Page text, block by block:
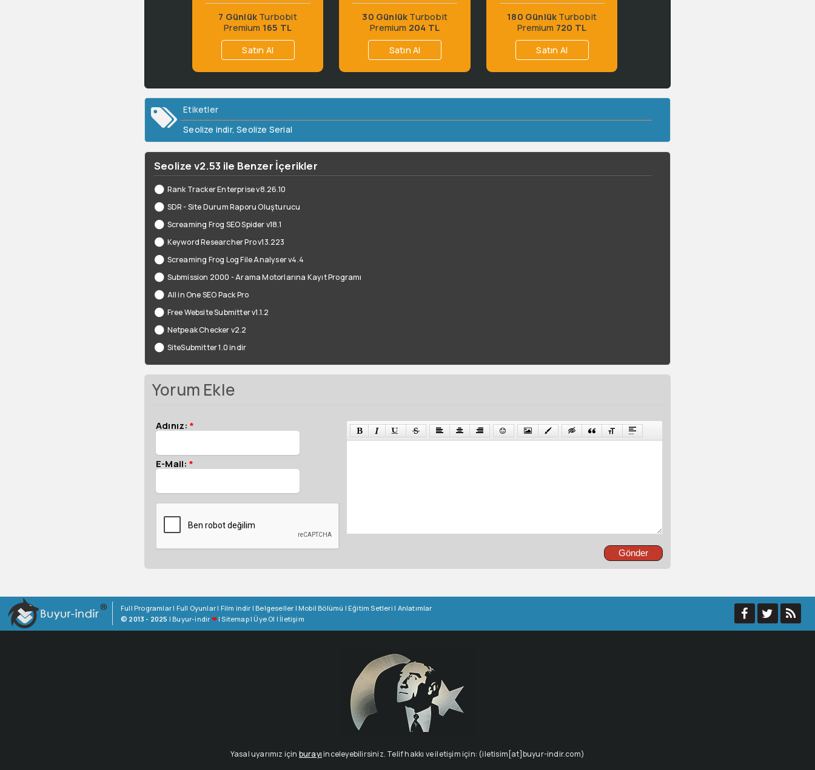
7 Günlük Turbobit
Premium 165 TL
Satın Al
30 Günlük Turbobit
Premium 204 TL
Satın Al
180 Günlük Turbobit
Premium 720 TL
Satın Al
Etiketler
Seolize indir,Seolize Serial
Seolize v2.53 ile Benzer İçerikler
Rank Tracker Enterprise v8.26.10
SDR - Site Durum Raporu Oluşturucu
Screaming Frog SEO Spider v18.1
Keyword Researcher Pro v13.223
Screaming Frog Log File Analyser v4.4
Submission 2000 - Arama Motorlarına Kayıt Programı
All in One SEO Pack Pro
Free Website Submitter v1.1.2
Netpeak Checker v2.2
SiteSubmitter 1.0 indir
Yorum Ekle
Adınız: *
E-Mail: *
Full Programlar| Full Oyunlar| Film indir |Belgeseller |Mobil Bölümü |Eğitim Setleri | Anlatımlar
© 2013 - 2025 |Buyur-indir ❤|Sitemap|Üye Ol | İletişim
Yasal uyarımız için burayıinceleyebilirsiniz. Telif hakkı ve iletişim için: (iletisim[at]buyur-indir.com)